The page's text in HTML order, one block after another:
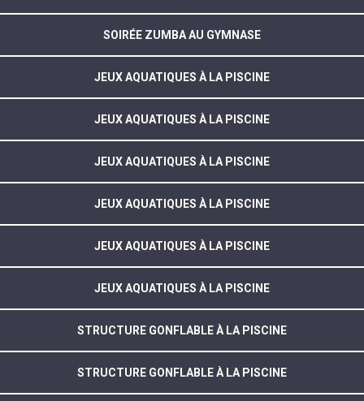
SOIRÉE ZUMBA AU GYMNASE
JEUX AQUATIQUES À LA PISCINE
JEUX AQUATIQUES À LA PISCINE
JEUX AQUATIQUES À LA PISCINE
JEUX AQUATIQUES À LA PISCINE
JEUX AQUATIQUES À LA PISCINE
JEUX AQUATIQUES À LA PISCINE
STRUCTURE GONFLABLE À LA PISCINE
STRUCTURE GONFLABLE À LA PISCINE